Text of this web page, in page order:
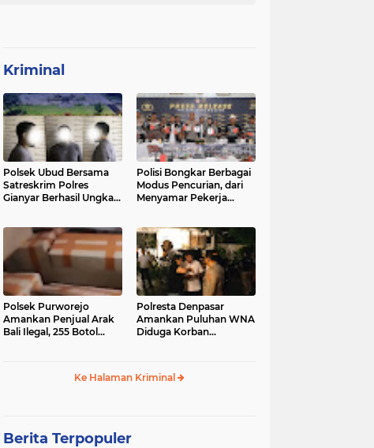
Kriminal
Polsek Ubud Bersama
Satreskrim Polres
Gianyar Berhasil Ungkap
Polisi Bongkar Berbagai
Modus Pencurian, dari
Menyamar Pekerja
Polsek Purworejo
Amankan Penjual Arak
Bali Ilegal, 255 Botol
Polresta Denpasar
Amankan Puluhan WNA
Diduga Korban
Ke Halaman Kriminal
Berita Terpopuler